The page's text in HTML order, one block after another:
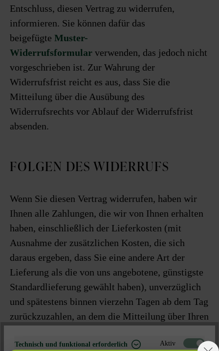
Entschluss, diesen Vertrag zu widerrufen,
informieren. Sie können dafür das
beigefügte Muster-
Widerrufsformular verwenden, das jedoch nicht
vorgeschrieben ist. Zur Wahrung der
Widerrufsfrist reicht es aus, dass Sie die
Mitteilung über die Ausübung des
Widerrufsrechts vor Ablauf der Widerrufsfrist
absenden.
FOLGEN DES WIDERRUFS
Wenn Sie diesen Vertrag widerrufen, haben wir
Ihnen alle Zahlungen, die wir von Ihnen erhalten
haben, einschließlich der Lieferkosten (mit
Ausnahme der zusätzlichen Kosten, die sich
daraus ergeben, dass Sie eine andere Art der
Lieferung als die von uns angebotene, günstigste
Standardlieferung gewählt haben), unverzüglich
und spätestens binnen vierzehn Tagen ab dem Tag
zurückzuzahlen, an dem die Mitteilung über Ihren
Für diese Rückzahlung verwenden wir dasselbe
Technisch und funktional erforderlich Aktiv